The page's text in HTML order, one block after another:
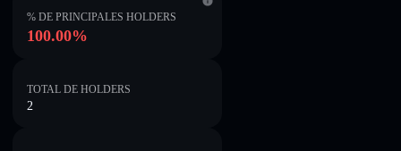
% DE PRINCIPALES HOLDERS
100.00%
TOTAL DE HOLDERS
2